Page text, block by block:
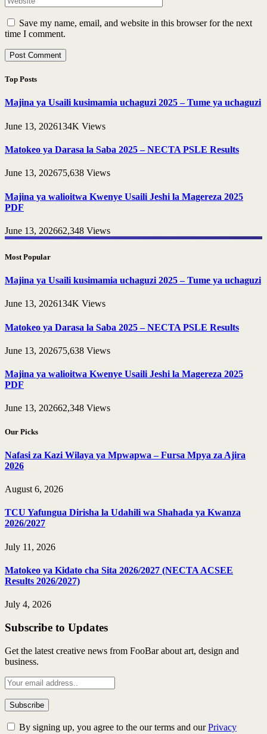
Save my name, email, and website in this browser for the next
time I comment.
Top Posts
Majina ya Usaili kusimamia uchaguzi 2025 – Tume ya uchaguzi
June 13, 2026134K Views
Matokeo ya Darasa la Saba 2025 – NECTA PSLE Results
June 13, 202675,638 Views
Majina ya walioitwa Kwenye Usaili Jeshi la Magereza 2025
PDF
June 13, 202662,348 Views
Most Popular
Majina ya Usaili kusimamia uchaguzi 2025 – Tume ya uchaguzi
June 13, 2026134K Views
Matokeo ya Darasa la Saba 2025 – NECTA PSLE Results
June 13, 202675,638 Views
Majina ya walioitwa Kwenye Usaili Jeshi la Magereza 2025
PDF
June 13, 202662,348 Views
Our Picks
Nafasi za Kazi Wilaya ya Mpwapwa – Fursa Mpya za Ajira
2026
August 6, 2026
TCU Yafungua Dirisha la Udahili wa Shahada ya Kwanza
2026/2027
July 11, 2026
Matokeo ya Kidato cha Sita 2026/2027 (NECTA ACSEE
Results 2026/2027)
July 4, 2026
Subscribe to Updates
Get the latest creative news from FooBar about art, design and
business.
By signing up, you agree to the our terms and ourPrivacy